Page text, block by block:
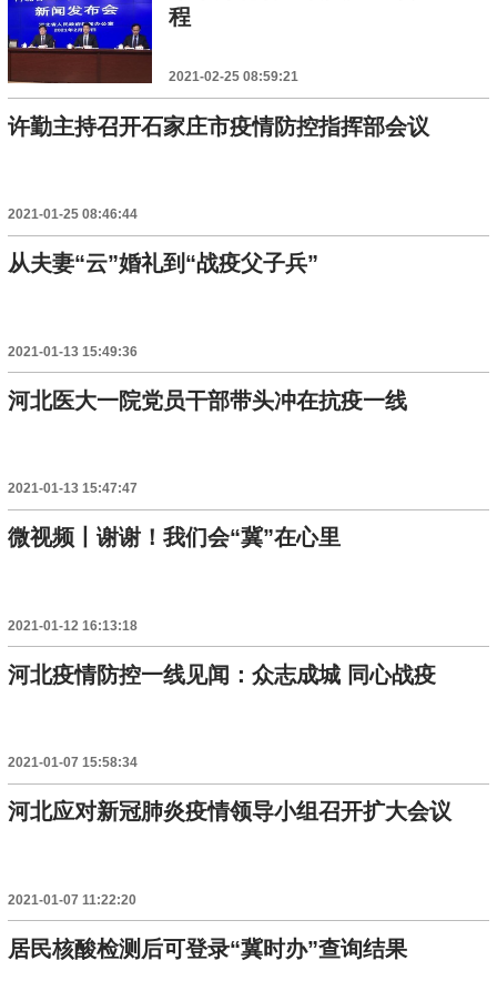
程
2021-02-25 08:59:21
许勤主持召开石家庄市疫情防控指挥部会议
2021-01-25 08:46:44
从夫妻“云”婚礼到“战疫父子兵”
2021-01-13 15:49:36
河北医大一院党员干部带头冲在抗疫一线
2021-01-13 15:47:47
微视频丨谢谢！我们会“冀”在心里
2021-01-12 16:13:18
河北疫情防控一线见闻：众志成城 同心战疫
2021-01-07 15:58:34
河北应对新冠肺炎疫情领导小组召开扩大会议
2021-01-07 11:22:20
居民核酸检测后可登录“冀时办”查询结果